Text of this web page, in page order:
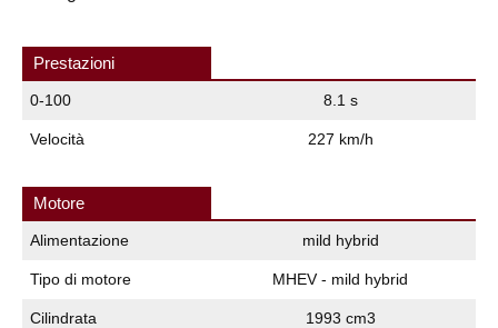
Prestazioni
0-100 8.1 s
Velocità 227 km/h
Motore
Alimentazione mild hybrid
Tipo di motore MHEV - mild hybrid
Cilindrata 1993 cm3